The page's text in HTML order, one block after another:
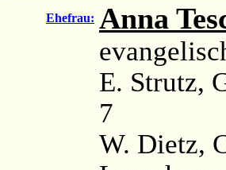
Ehefrau: Anna
E. Strutz,
7
W. Dietz,